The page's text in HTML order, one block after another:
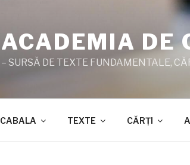
ACADEMIA DE
– SURSĂ DE TEXTE FUNDAMENTALE,
CABALA TEXTE CĂRŢI